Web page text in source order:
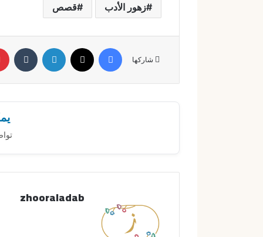
زهور الأدب قصص
شاركها
zhooraladab